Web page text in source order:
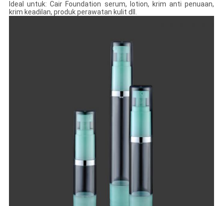
Ideal untuk: Cair Foundation serum, lotion, krim anti penuaan,
krim keadilan, produk perawatan kulit dll.